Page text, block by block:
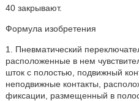
40 закрывают.
Формула изобретения
1. Пневматический
расположенные в нем
шток с полостью, подвижный
неподвижные контакты,
фиксации, размещенный в